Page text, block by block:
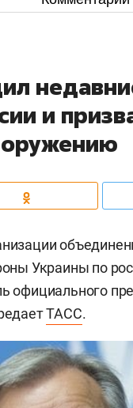
и
Украины по
официального
ТАСС.